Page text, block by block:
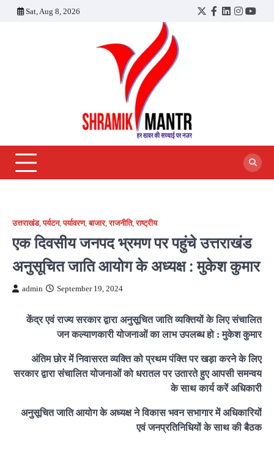
Sat, Aug 8, 2026
Twitter
Facebook
LinkedIn
उत्तराखंड,पर्यटन,पर्यावरण,बाजार,राजनीति,राष्ट्रीय
एक दिवसीय जनपद भ्रमण पर पहुंचे उत्तराखंड
अनुसूचित जाति आयोग के अध्यक्ष : मुकेश कुमार
admin September 19, 2024
केंद्र एवं राज्य सरकार द्वारा अनुसूचित जाति व्यक्तियों के लिए संचालित
जन कल्याणकारी योजनाओं का लाभ उपलब्ध हो : मुकेश कुमार
अंतिम छोर में निवासरत व्यक्ति को प्रथम पंक्ति पर खड़ा करने के लिए
सरकार द्वारा संचालित योजनाओं को धरातल पर उतारते हुए आपसी समन्वय
के साथ कार्य करें अधिकारी
अनुसूचित जाति आयोग के अध्यक्ष ने विकास भवन सभागार में अधिकारियों
एवं जनप्रतिनिधियों के साथ की बैठक